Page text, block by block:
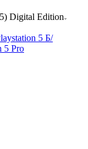
Digital Edition
5 Б/
5 Pro